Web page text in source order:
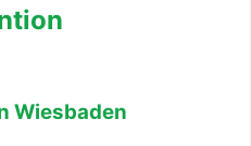
Wiesbaden